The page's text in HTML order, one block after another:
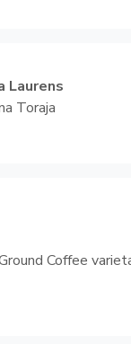
Laurens
Toraja
Coffee